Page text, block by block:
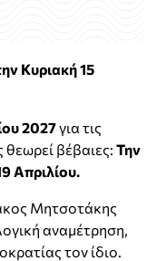
Κυριακή 15
2027για τις
θεωρεί βέβαιες: Την
Απριλίου.
Μητσοτάκης
αναμέτρηση,
τον ίδιο.